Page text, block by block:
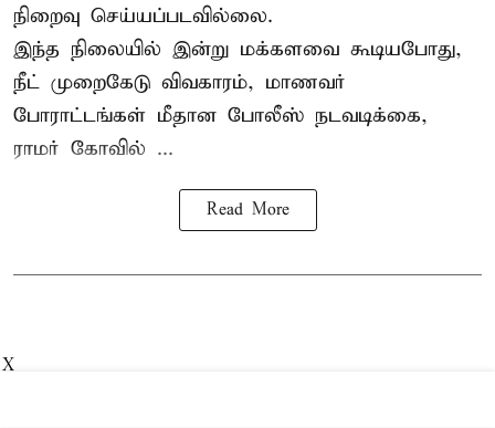
நிறைவு செய்யப்படவில்லை.
இந்த நிலையில் இன்று மக்களவை கூடியபோது,
நீட் முறைகேடு விவகாரம், மாணவர்
போராட்டங்கள் மீதான போலீஸ் நடவடிக்கை,
ராமர் கோவில் ...
Read More
X